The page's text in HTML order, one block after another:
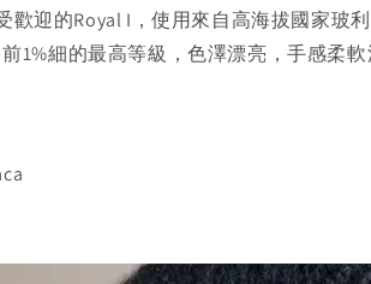
歡迎的Royal I，使用來自高海拔國家玻
1%細的最高等級，色澤漂亮，手感柔